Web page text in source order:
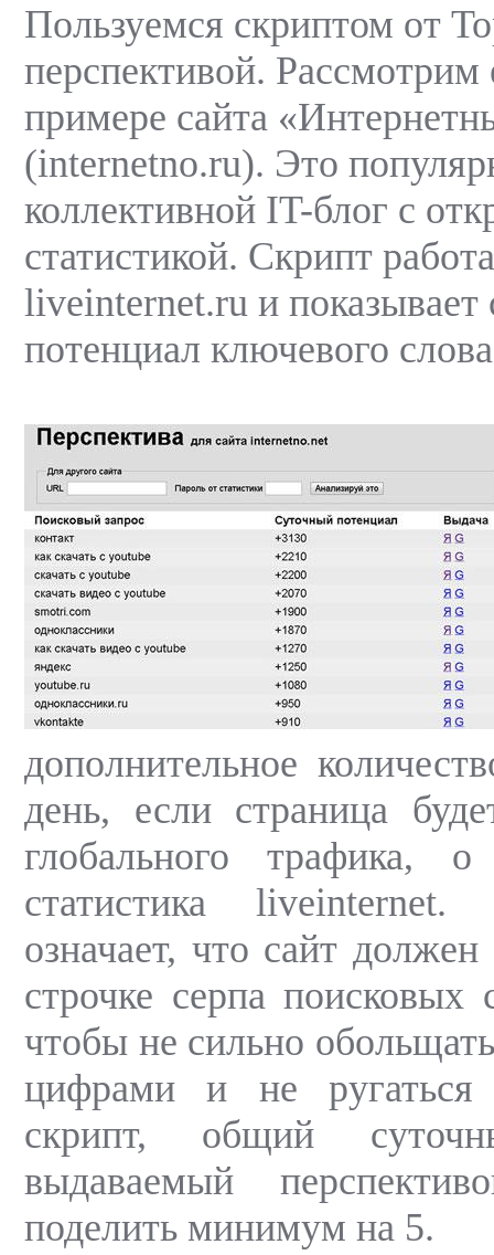
Пользуемся скриптом от
перспективой. Рассмотрим
примере сайта
(internetno.ru). Это
коллективной IT-блог с
статистикой. Скрипт
liveinternet.ru и показывает
потенциал ключевого
дополнительное
день, если страница
глобального трафика,
статистика
означает, что сайт должен
строчке серпа поисковых
чтобы не сильно
цифрами и не
скрипт, общий
выдаваемый
поделить минимум на 5.